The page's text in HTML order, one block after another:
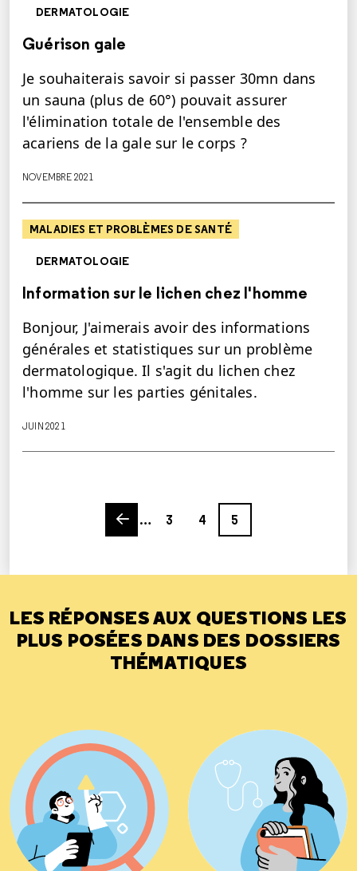
DERMATOLOGIE
Guérison gale
Je souhaiterais savoir si passer 30mn dans
un sauna (plus de 60°) pouvait assurer
l'élimination totale de l'ensemble des
acariens de la gale sur le corps ?
NOVEMBRE 2021
MALADIES ET PROBLÈMES DE SANTÉ
DERMATOLOGIE
Information sur le lichen chez l'homme
Bonjour, J'aimerais avoir des informations
générales et statistiques sur un problème
dermatologique. Il s'agit du lichen chez
l'homme sur les parties génitales.
JUIN 2021
Previous page
…
3
4
Page
5
LES RÉPONSES AUX QUESTIONS LES
PLUS POSÉES DANS DES DOSSIERS
THÉMATIQUES